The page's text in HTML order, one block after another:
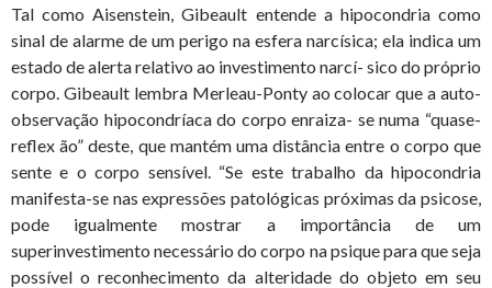
Tal como Aisenstein, Gibeault entende a hipocondria como
sinal de alarme de um perigo na esfera narcísica; ela indica um
estado de alerta relativo ao investimento narcí- sico do próprio
corpo. Gibeault lembra Merleau-Ponty ao colocar que a auto-
observação hipocondríaca do corpo enraiza- se numa “quase-
reflex ão” deste, que mantém uma distância entre o corpo que
sente e o corpo sensível. “Se este trabalho da hipocondria
manifesta-se nas expressões patológicas próximas da psicose,
pode igualmente mostrar a importância de um
superinvestimento necessário do corpo na psique para que seja
possível o reconhecimento da alteridade do objeto em seu